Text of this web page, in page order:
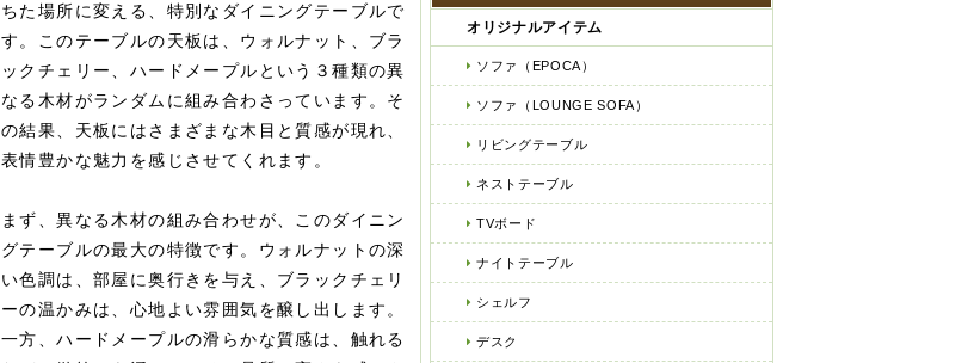
ちた場所に変える、特別なダイニングテーブルで
す。このテーブルの天板は、ウォルナット、ブラ
ックチェリー、ハードメープルという３種類の異
なる木材がランダムに組み合わさっています。そ
の結果、天板にはさまざまな木目と質感が現れ、
表情豊かな魅力を感じさせてくれます。
まず、異なる木材の組み合わせが、このダイニン
グテーブルの最大の特徴です。ウォルナットの深
い色調は、部屋に奥行きを与え、ブラックチェリ
ーの温かみは、心地よい雰囲気を醸し出します。
一方、ハードメープルの滑らかな質感は、触れる
オリジナルアイテム
ソファ（EPOCA）
ソファ（LOUNGE SOFA）
リビングテーブル
ネストテーブル
TVボード
ナイトテーブル
シェルフ
デスク